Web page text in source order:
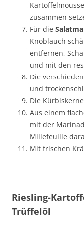
zusammen
Für die
Knoblauch
entfernen,
und mit den
Die
und
Die
Aus einem
mit der
Millefeuille
Mit frischen
Riesling-
Trüffelöl